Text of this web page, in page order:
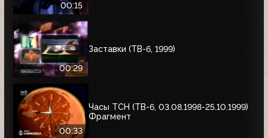
00:15
00:29
Заставки (ТВ-6, 1999)
00:33
Часы ТСН (ТВ-6, 03.08.1998-25.10.1999)
Фрагмент